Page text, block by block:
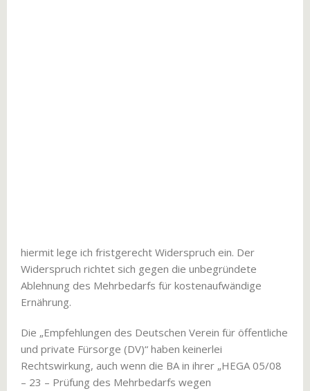
hiermit lege ich fristgerecht Widerspruch ein. Der
Widerspruch richtet sich gegen die unbegründete
Ablehnung des Mehrbedarfs für kostenaufwändige
Ernährung.
Die „Empfehlungen des Deutschen Verein für öffentliche
und private Fürsorge (DV)“ haben keinerlei
Rechtswirkung, auch wenn die BA in ihrer „HEGA 05/08
– 23 – Prüfung des Mehrbedarfs wegen